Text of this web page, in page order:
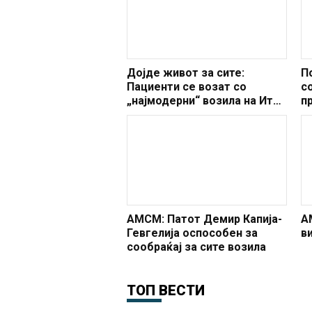
Дојде живот за сите:
Пациенти се возат со
„најмодерни“ возила на Итна
медицинска помош
АМСМ: Патот Демир Капија-
Гевгелија оспособен за
сообраќај за сите возила
ТОП ВЕСТИ